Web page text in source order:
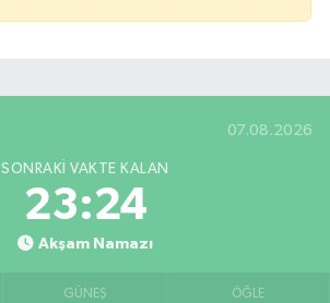
07.08.2026
SONRAKI VAKTE KALAN
23:23
Akşam Namazı
GÜNEŞ ÖĞLE